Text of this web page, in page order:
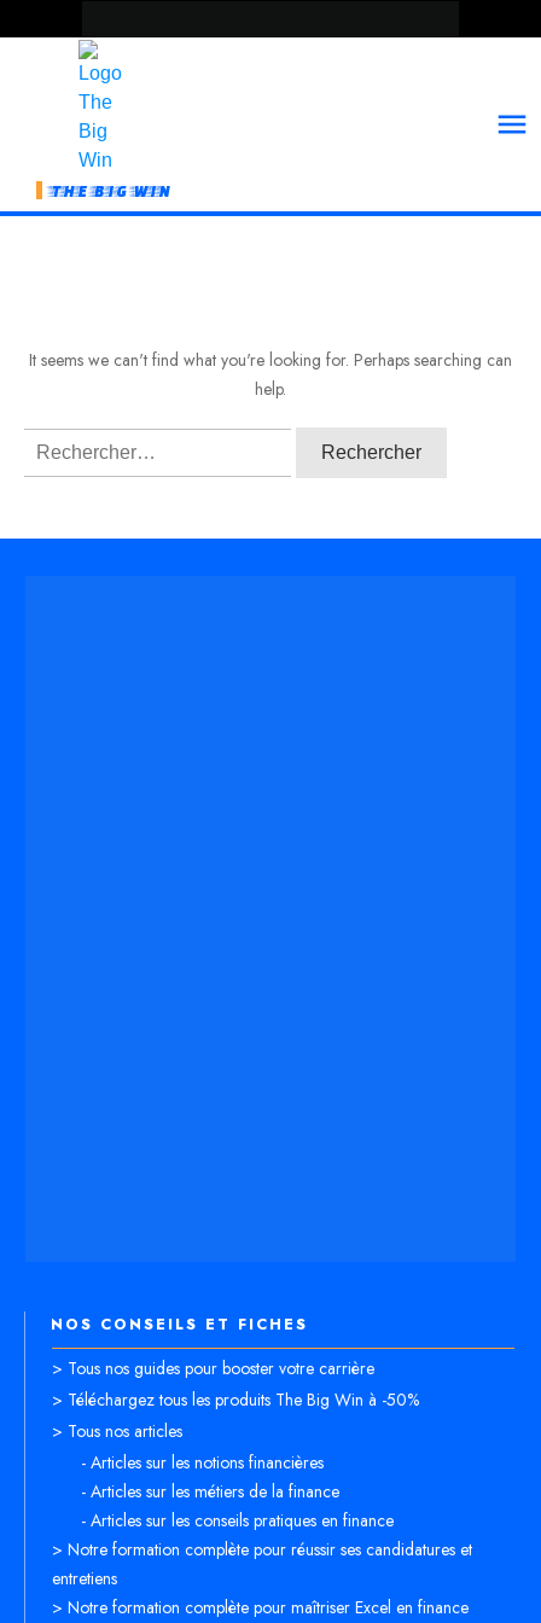
THE BIG WIN
It seems we can't find what you're looking for. Perhaps searching can
help.
Rechercher :
NOS CONSEILS ET FICHES
> Tous nos guides pour booster votre carrière
> Téléchargez tous les produits The Big Win à -50%
> Tous nos articles
- Articles sur les notions financières
- Articles sur les métiers de la finance
- Articles sur les conseils pratiques en finance
> Notre formation complète pour réussir ses candidatures et
entretiens
> Notre formation complète pour maîtriser Excel en finance